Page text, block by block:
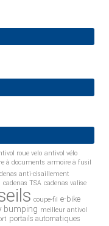
roue velo antivol vélo
à documents armoire à fusil
anti-cisaillement
cadenas TSA cadenas valise
coupe-fil e-bike
bumping meilleur antivol
portails automatiques